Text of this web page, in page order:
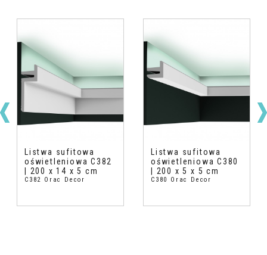
Listwa sufitowa
oświetleniowa C382
| 200 x 14 x 5 cm
C382 Orac Decor
Listwa sufitowa
oświetleniowa C380
| 200 x 5 x 5 cm
C380 Orac Decor